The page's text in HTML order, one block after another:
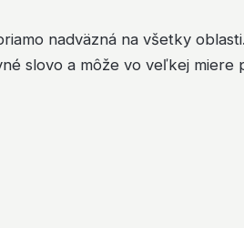
nadväzná na všetky
slovo a môže vo veľkej miere